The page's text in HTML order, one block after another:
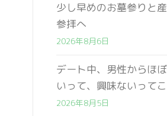
少し早めのお墓参りと
参拝へ
2026年8月6日
デート中、男性からほ
いって、興味ないって
2026年8月5日